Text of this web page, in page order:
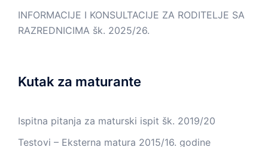
INFORMACIJE I KONSULTACIJE ZA RODITELJE SA
RAZREDNICIMA šk. 2025/26.
Kutak za maturante
Ispitna pitanja za maturski ispit šk. 2019/20
Testovi – Eksterna matura 2015/16. godine